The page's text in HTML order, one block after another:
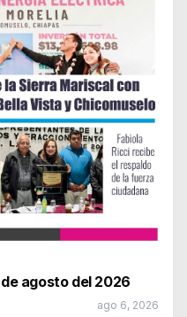
agosto del 2026
ago 6, 2026